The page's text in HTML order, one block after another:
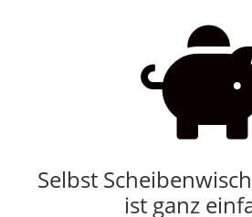
Selbst
ist ganz